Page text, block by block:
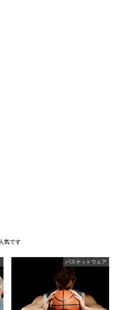
バスケットウェア